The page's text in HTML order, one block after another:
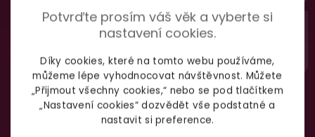
Potvrďte prosím váš věk a vyberte si
nastavení cookies.
Díky cookies, které na tomto webu používáme,
můžeme lépe vyhodnocovat návštěvnost. Můžete
„Přijmout všechny cookies,“ nebo se pod tlačítkem
„Nastavení cookies“ dozvědět vše podstatné a
nastavit si preference.
Nikdo nepozná, co jste si objednali. Mrkněte,
vypadá balíček.
Dodání do 2. dne
Na rychlosti záleží! Vše důležité máme
a okamžitě odesíláme.
TAJNÉ TRIKY PRO BOŽÍ
SEX
Odebírat